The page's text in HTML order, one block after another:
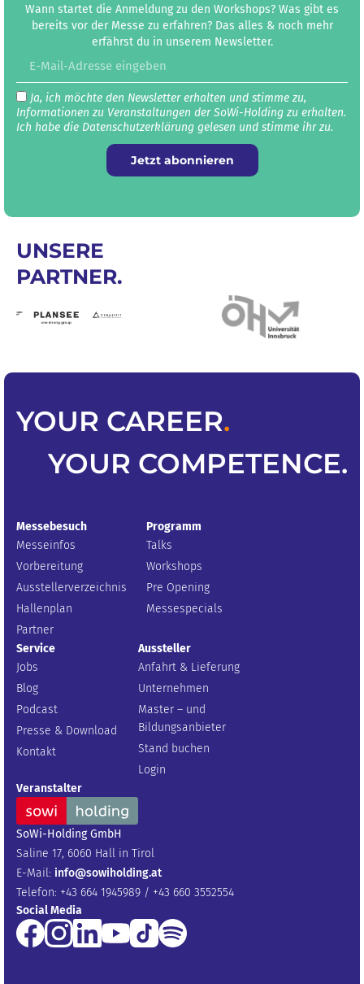
Wann startet die Anmeldung zu den Workshops? Was gibt es
bereits vor der Messe zu erfahren? Das alles & noch mehr
erfährst du in unserem Newsletter.
Ja, ich möchte den Newsletter erhalten und stimme zu,
Informationen zu Veranstaltungen der SoWi-Holding zu erhalten.
Ich habe die Datenschutz­erklärung gelesen und stimme ihr zu.
Jetzt abonnieren
UNSERE
PARTNER.
YOUR CAREER.
YOUR COMPETENCE.
Messebesuch
Messeinfos
Vorbereitung
Ausstellerverzeichnis
Hallenplan
Partner
Programm
Talks
Workshops
Pre Opening
Messespecials
Service
Jobs
Blog
Podcast
Presse & Download
Kontakt
Aussteller
Anfahrt & Lieferung
Unternehmen
Master – und
Bildungsanbieter
Stand buchen
Login
Veranstalter
SoWi-Holding GmbH
Saline 17, 6060 Hall in Tirol
E-Mail: info@sowiholding.at
Telefon: +43 664 1945989 / +43 660 3552554
Social Media